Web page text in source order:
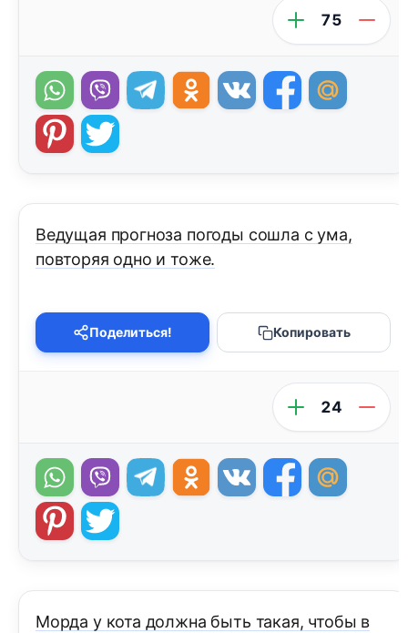
75
Ведущая прогноза погоды сошла с ума,
повторяя одно и тоже.
Поделиться! Копировать
24
Морда у кота должна быть такая, чтобы в